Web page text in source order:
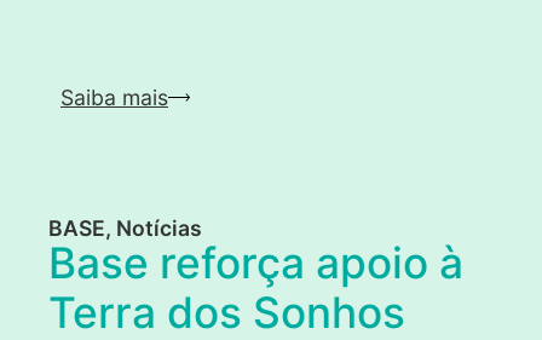
Saiba mais
BASE, Notícias
Base reforça apoio à
Terra dos Sonhos